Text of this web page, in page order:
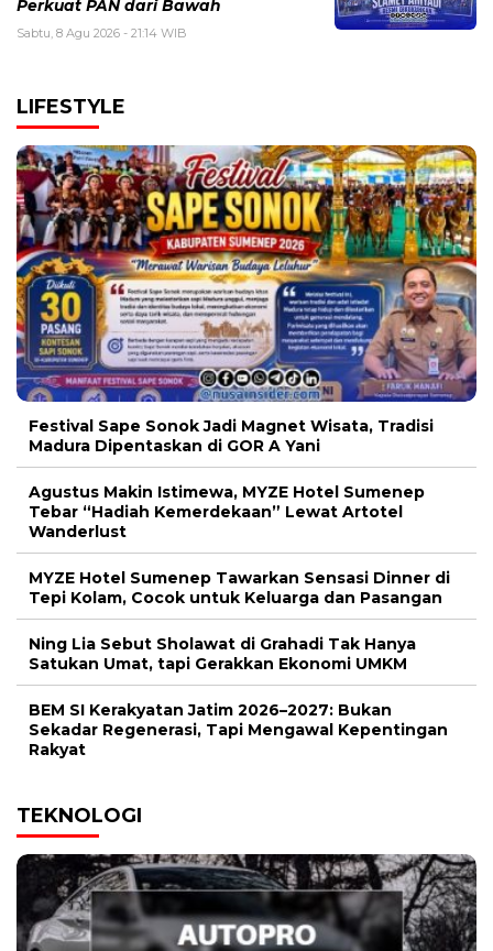
Perkuat PAN dari Bawah
Sabtu, 8 Agu 2026 - 21:14 WIB
LIFESTYLE
Festival Sape Sonok Jadi Magnet Wisata, Tradisi
Madura Dipentaskan di GOR A Yani
Agustus Makin Istimewa, MYZE Hotel Sumenep
Tebar “Hadiah Kemerdekaan” Lewat Artotel
Wanderlust
MYZE Hotel Sumenep Tawarkan Sensasi Dinner di
Tepi Kolam, Cocok untuk Keluarga dan Pasangan
Ning Lia Sebut Sholawat di Grahadi Tak Hanya
Satukan Umat, tapi Gerakkan Ekonomi UMKM
BEM SI Kerakyatan Jatim 2026–2027: Bukan
Sekadar Regenerasi, Tapi Mengawal Kepentingan
Rakyat
TEKNOLOGI